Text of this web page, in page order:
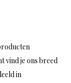
vind je ons breed
in